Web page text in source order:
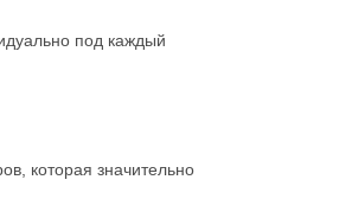
под каждый
которая значительно